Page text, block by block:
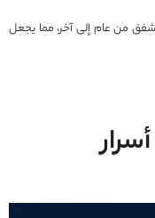
من عام إلى آخر، مما يجعل